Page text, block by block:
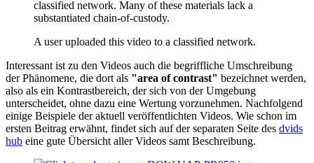
classified network. Many of these materials lack a
substantiated chain-of-custody.
A user uploaded this video to a classified network.
Interessant ist zu den Videos auch die begriffliche Umschreibung
der Phänomene, die dort als "area of contrast" bezeichnet werden,
also als ein Kontrastbereich, der sich von der Umgebung
unterscheidet, ohne dazu eine Wertung vorzunehmen. Nachfolgend
einige Beispiele der aktuell veröffentlichten Videos. Wie schon im
ersten Beitrag erwähnt, findet sich auf der separaten Seite des dvids
hub eine gute Übersicht aller Videos samt Beschreibung.